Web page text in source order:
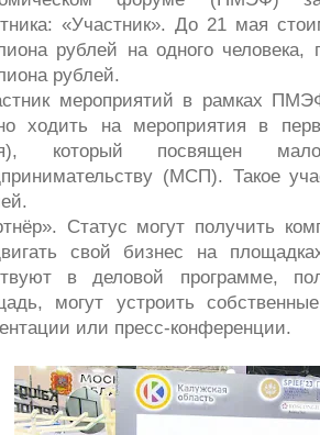
«Участник». До 21 мая
рублей на одного
рублей.
мероприятий в рамках
ходить на мероприятия в
который посвящен
(МСП). Такое
Статус могут получить
свой бизнес на
в деловой программе,
могут устроить
или пресс-конференции.